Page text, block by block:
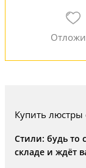
Купить
Стили: будь то
складе и ждёт